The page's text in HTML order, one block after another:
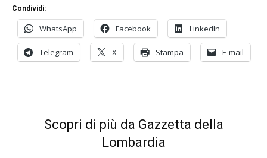
Condividi:
WhatsApp Facebook LinkedIn
Telegram X Stampa E-mail
Scopri di più da Gazzetta della
Lombardia